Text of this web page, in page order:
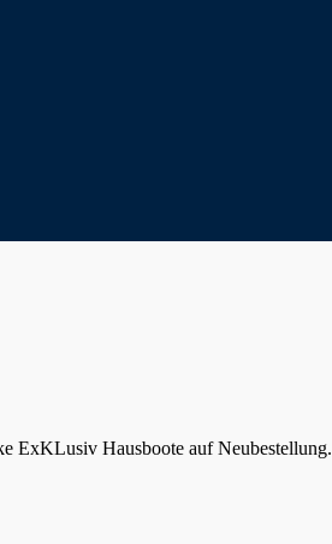
ExKLusiv Hausboote auf Neubestellung.